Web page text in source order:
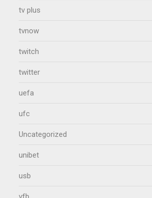
tv plus
tvnow
twitch
twitter
uefa
ufc
Uncategorized
unibet
usb